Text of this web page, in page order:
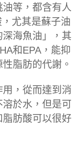
等，都含有人
尤其是蘇子油
海魚油」，其
和EPA，能抑
脂肪的代謝。
，從而達到消
於水，但是可
肪酸可以很好